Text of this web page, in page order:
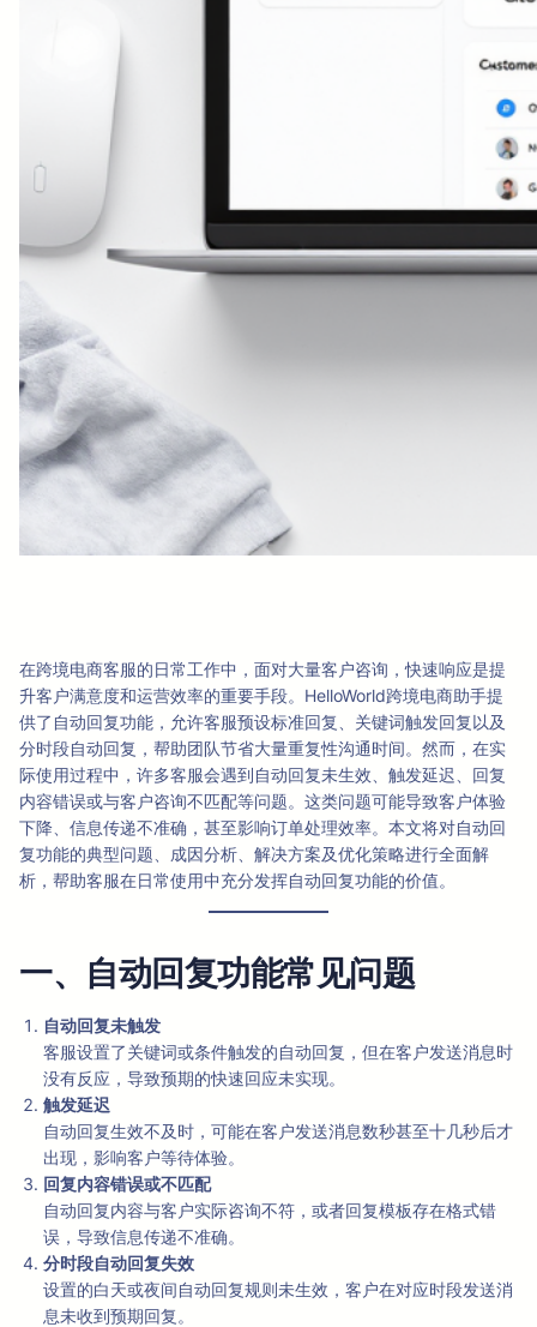
在跨境电商客服的日常工作中，面对大量客户咨询，快速响应是提
升客户满意度和运营效率的重要手段。HelloWorld跨境电商助手提
供了自动回复功能，允许客服预设标准回复、关键词触发回复以及
分时段自动回复，帮助团队节省大量重复性沟通时间。然而，在实
际使用过程中，许多客服会遇到自动回复未生效、触发延迟、回复
内容错误或与客户咨询不匹配等问题。这类问题可能导致客户体验
下降、信息传递不准确，甚至影响订单处理效率。本文将对自动回
复功能的典型问题、成因分析、解决方案及优化策略进行全面解
析，帮助客服在日常使用中充分发挥自动回复功能的价值。
一、自动回复功能常见问题
自动回复未触发
客服设置了关键词或条件触发的自动回复，但在客户发送消息时
没有反应，导致预期的快速回应未实现。
触发延迟
自动回复生效不及时，可能在客户发送消息数秒甚至十几秒后才
出现，影响客户等待体验。
回复内容错误或不匹配
自动回复内容与客户实际咨询不符，或者回复模板存在格式错
误，导致信息传递不准确。
分时段自动回复失效
设置的白天或夜间自动回复规则未生效，客户在对应时段发送消
息未收到预期回复。